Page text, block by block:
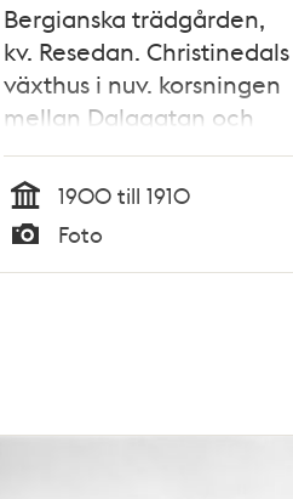
Bergianska trädgården,
kv. Resedan. Christinedals
växthus i nuv. korsningen
mellan Dalagatan och
Odengatan. Vy från söder
mot Karlbergsvägen
Tid
1900 till 1910
Typ
Foto